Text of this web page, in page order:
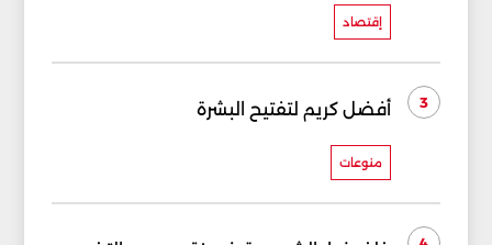
إقتصاد
3 أفضل كريم لتفتيح البشرة
منوعات